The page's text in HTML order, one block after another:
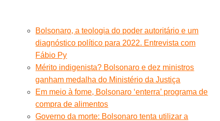
Bolsonaro, a teologia do poder autoritário e um
diagnóstico político para 2022. Entrevista com
Fábio Py
Mérito indigenista? Bolsonaro e dez ministros
ganham medalha do Ministério da Justiça
Em meio à fome, Bolsonaro ‘enterra’ programa de
compra de alimentos
Governo da morte: Bolsonaro tenta utilizar a